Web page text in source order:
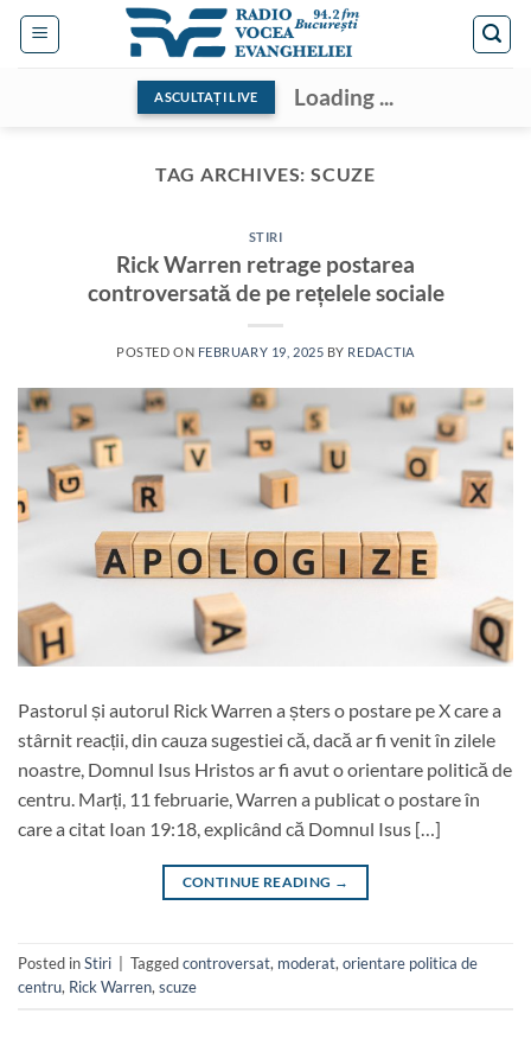
Skip
ASCULTAȚI LIVE Loading ...
TAG ARCHIVES:SCUZE
STIRI
Rick Warren retrage postarea
controversată de pe rețelele sociale
POSTED ON FEBRUARY 19, 2025 BY REDACTIA
Pastorul și autorul Rick Warren a șters o postare pe X care a
stârnit reacții, din cauza sugestiei că, dacă ar fi venit în zilele
noastre, Domnul Isus Hristos ar fi avut o orientare politică de
centru. Marți, 11 februarie, Warren a publicat o postare în
care a citat Ioan 19:18, explicând că Domnul Isus […]
CONTINUE READING →
Posted inStiri Taggedcontroversat, moderat, orientare politica de
centru, Rick Warren, scuze